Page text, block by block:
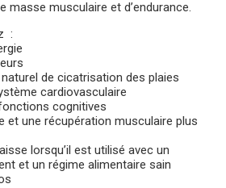
masse musculaire et d’endurance.
:
de cicatrisation des plaies
cardiovasculaire
cognitives
et une récupération musculaire plus
lorsqu’il est utilisé avec un
et un régime alimentaire sain